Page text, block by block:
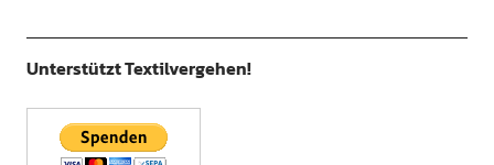
Unterstützt Textilvergehen!